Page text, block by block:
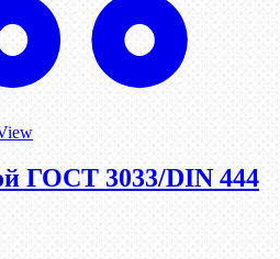
ГОСТ 3033/DIN 444